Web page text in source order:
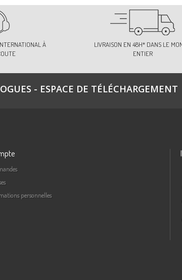
À
LIVRAISON EN 48H* DANS LE
ENTIER
- ESPACE DE TÉLÉCHARGEMENT
personnelles